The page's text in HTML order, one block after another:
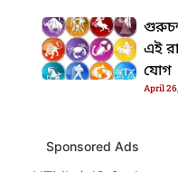
এই
যোগ
April
Sponsored Ads